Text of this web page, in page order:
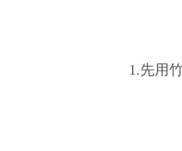
1.先用